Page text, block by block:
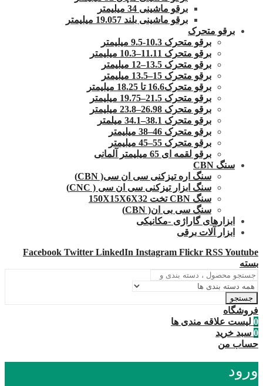
برقو ماشینی 34 میلیمتر
برقو ماشینی بلند 19.057 میلیمتر
برقو متحرک
برقو متحرک 10.3-9.5 میلیمتر
برقو متحرک 11.11–10.3 میلیمتر
برقو متحرک 13.5–12 میلیمتر
برقو متحرک 15–13.5 میلیمتر
برقو متحرک16.6 تا 18.25 میلیمتر
برقو متحرک 21.5–19.75 میلیمتر
برقو متحرک 26.98–23.8 میلیمتر
برقو متحرک 38.1–34.1 میلمتر
برقو متحرک 46–38 میلیمتر
برقو متحرک 55–45 میلیمتر
برقو لقمه ای 65 میلیمتر آلمانی
سنگ CBN
سنگ اره تیزکنی سی ان سی( CBN)
سنگ ابزار تیزکنی سی ان سی ( CNC)
سنگ CBN تخت 150X15X6X32
سنگ سی بی ان( CBN)
ابزارهای گاراژی -مکانیکی
ابزار آلات برقی
Facebook Twitter LinkedIn Instagram Flickr RSSYoutube
بسته
جستجو
فروشگاه
0 لیست علاقه مندی ها
0 سبد خرید
حساب من
ورود